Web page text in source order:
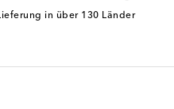
in über 130 Länder